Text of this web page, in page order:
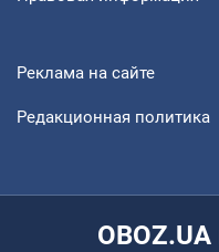
Реклама на сайте
Редакционная политика